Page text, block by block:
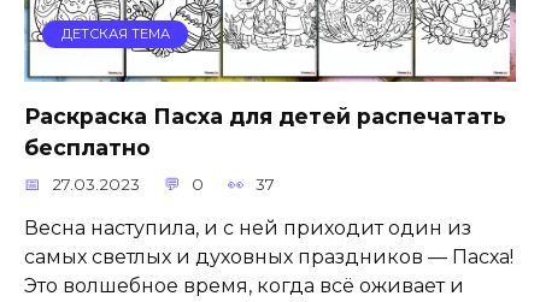
ДЕТСКАЯ ТЕМА
Раскраска Пасха для детей распечатать
бесплатно
27.03.2023 0 37
Весна наступила, и с ней приходит один из
самых светлых и духовных праздников — Пасха!
Это волшебное время, когда всё оживает и